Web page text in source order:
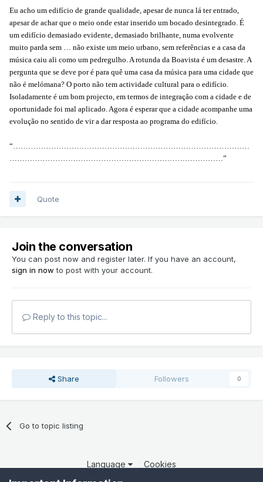
Eu acho um edifício de grande qualidade, apesar de nunca lá ter entrado,
apesar de achar que o meio onde estar inserido um bocado desintegrado. É
um edifício demasiado evidente, demasiado brilhante, numa evolvente
muito parda sem … não existe um meio urbano, sem referências e a casa da
música caiu ali como um pedregulho. A rotunda da Boavista é um desastre. A
pergunta que se deve por é para quê uma casa da música para uma cidade que
não é melómana? O porto não tem actividade cultural para o edifício.
Isoladamente é um bom projecto, em termos de integração com a cidade e de
oportunidade foi mal aplicado. Agora é esperar que a cidade acompanhe uma
evolução no sentido de vir a dar resposta ao programa do edifício.
“…………………………………………………………………………………
…………………………………………………………………………”
Quote
Join the conversation
You can post now and register later. If you have an account,
sign in now to post with your account.
Reply to this topic...
Share Followers 0
Go to topic listing
Language Cookies
Copyright 2025 por QCOM. Todos os direitos reservados.